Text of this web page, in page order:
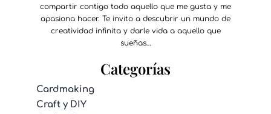
compartir contigo todo aquello que me gusta y me
apasiona hacer. Te invito a descubrir un mundo de
creatividad infinita y darle vida a aquello que
sueñas…
Categorías
Cardmaking
Craft y DIY